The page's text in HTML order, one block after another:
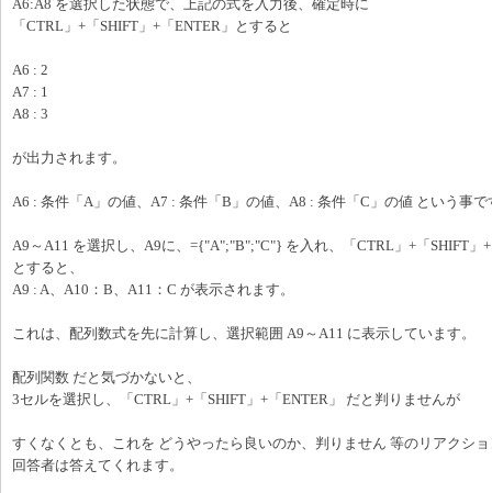
A6:A8 を選択した状態で、上記の式を入力後、確定時に
「CTRL」+「SHIFT」+「ENTER」とすると
A6 : 2
A7 : 1
A8 : 3
が出力されます。
A6 : 条件「A」の値、A7 : 条件「B」の値、A8 : 条件「C」の値 という事で
A9～A11 を選択し、A9に、={"A";"B";"C"} を入れ、「CTRL」+「SHIFT」
とすると、
A9 : A、A10：B、A11：C が表示されます。
これは、配列数式を先に計算し、選択範囲 A9～A11 に表示しています。
配列関数 だと気づかないと、
3セルを選択し、「CTRL」+「SHIFT」+「ENTER」 だと判りませんが
すくなくとも、これを どうやったら良いのか、判りません 等のリアクシ
回答者は答えてくれます。